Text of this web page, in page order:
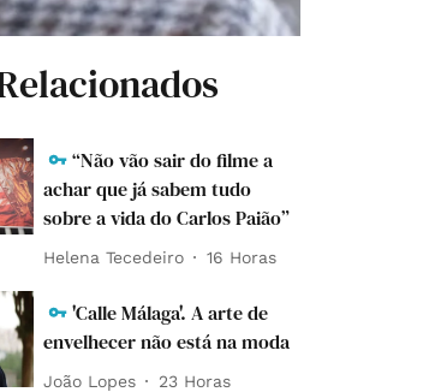
“Não vão sair do filme a
achar que já sabem tudo
sobre a vida do Carlos Paião”
Helena Tecedeiro 16 Horas
'Calle Málaga'. A arte de
envelhecer não está na moda
João Lopes 23 Horas